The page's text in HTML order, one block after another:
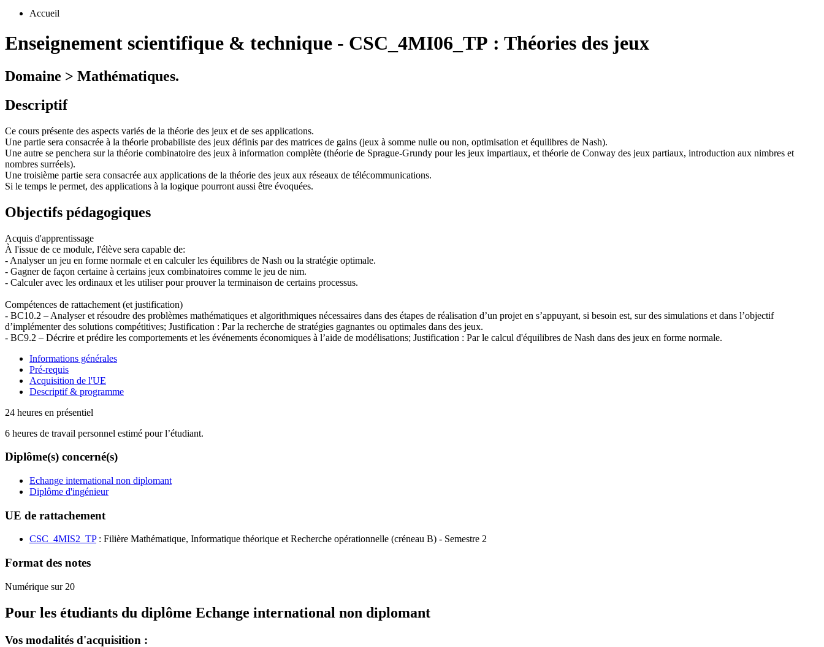
Accueil
Enseignement scientifique & technique - CSC_4MI06_TP : Théories des jeux
Domaine > Mathématiques.
Descriptif
Ce cours présente des aspects variés de la théorie des jeux et de ses applications.
Une partie sera consacrée à la théorie probabiliste des jeux définis par des matrices de gains (jeux à somme nulle ou non, optimisation et équilibres de Nash).
Une autre se penchera sur la théorie combinatoire des jeux à information complète (théorie de Sprague-Grundy pour les jeux impartiaux, et théorie de Conway des jeux partiaux, introduction aux nimbres et
nombres surréels).
Une troisième partie sera consacrée aux applications de la théorie des jeux aux réseaux de télécommunications.
Si le temps le permet, des applications à la logique pourront aussi être évoquées.
Objectifs pédagogiques
Acquis d'apprentissage
À l'issue de ce module, l'élève sera capable de:
- Analyser un jeu en forme normale et en calculer les équilibres de Nash ou la stratégie optimale.
- Gagner de façon certaine à certains jeux combinatoires comme le jeu de nim.
- Calculer avec les ordinaux et les utiliser pour prouver la terminaison de certains processus.
Compétences de rattachement (et justification)
- BC10.2 – Analyser et résoudre des problèmes mathématiques et algorithmiques nécessaires dans des étapes de réalisation d’un projet en s’appuyant, si besoin est, sur des simulations et dans l’objectif
d’implémenter des solutions compétitives; Justification : Par la recherche de stratégies gagnantes ou optimales dans des jeux.
- BC9.2 – Décrire et prédire les comportements et les événements économiques à l’aide de modélisations; Justification : Par le calcul d'équilibres de Nash dans des jeux en forme normale.
Informations générales
Pré-requis
Acquisition de l'UE
Descriptif & programme
24 heures en présentiel
6 heures de travail personnel estimé pour l’étudiant.
Diplôme(s) concerné(s)
Echange international non diplomant
Diplôme d'ingénieur
UE de rattachement
CSC_4MIS2_TP: Filière Mathématique, Informatique théorique et Recherche opérationnelle (créneau B) - Semestre 2
Format des notes
Numérique sur 20
Pour les étudiants du diplôme Echange international non diplomant
Vos modalités d'acquisition :